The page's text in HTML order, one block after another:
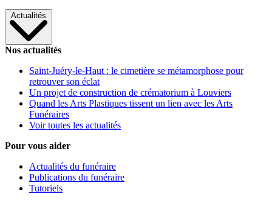
Actualités
Nos actualités
Saint-Juéry-le-Haut : le cimetière se métamorphose pour
retrouver son éclat
Un projet de construction de crématorium à Louviers
Quand les Arts Plastiques tissent un lien avec les Arts
Funéraires
Voir toutes les actualités
Pour vous aider
Actualités du funéraire
Publications du funéraire
Tutoriels